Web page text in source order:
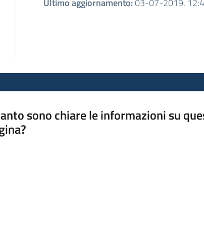
Ultimo aggiornamento:03-07-2019,
sono chiare le informazioni su